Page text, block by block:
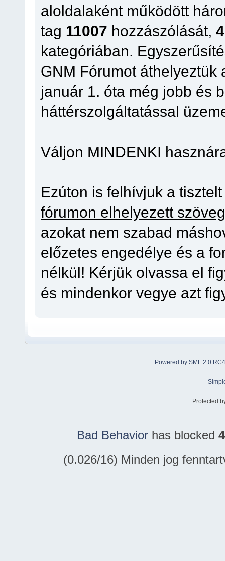
aloldalaként működött
tag 11007 hozzászólását,
kategóriában.
GNM Fórumot áthelyeztük
január 1. óta még jobb és
háttérszolgáltatással
Váljon MINDENKI
Ezúton is felhívjuk a
fórumon elhelyezett
azokat nem szabad
előzetes engedélye és a
nélkül! Kérjük olvassa el
és mindenkor vegye azt
Powered by SMF 2.0 RC4
Protected
Bad Behavior has blocked
(0.026/16) Minden jog